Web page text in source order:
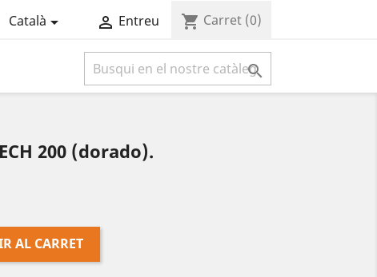
Català  Entreu shopping_cart Carret (0)

200 (dorado).
AL CARRET